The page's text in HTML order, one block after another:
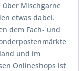
über Mischgarne
etwas dabei.
dem Fach- und
und im
Onlineshops ist